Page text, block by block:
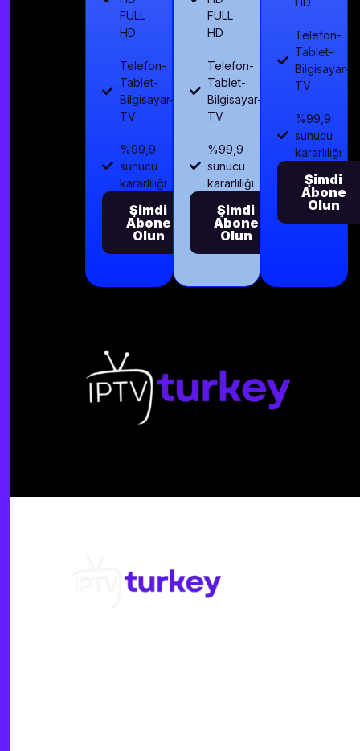
FULL
HD
Telefon-
Tablet-
Bilgisayar-
TV
%99,9
sunucu
kararlılığı
Şimdi
Abone
Olun
FULL
HD
Telefon-
Tablet-
Bilgisayar-
TV
%99,9
sunucu
kararlılığı
Şimdi
Abone
Olun
Telefon-
Tablet-
Bilgisayar-
TV
%99,9
sunucu
kararlılığı
Şimdi
Abone
Olun